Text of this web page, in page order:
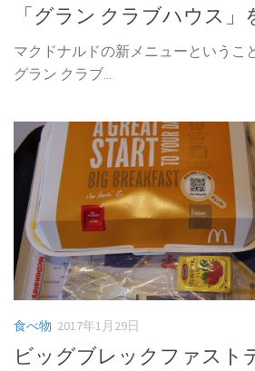
「グラン クラブハウス」
マクドナルドの新メニューというこ
グラン クラブ...
食べ物 2017年1月29日
ビッグブレックファスト